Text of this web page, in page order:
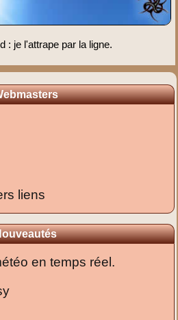
: je l'attrape par la ligne.
liens
en temps réel.